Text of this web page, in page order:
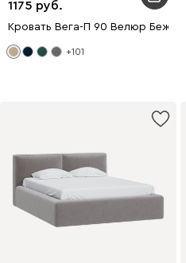
1175
Кровать Вега-П 90 Велюр
+101